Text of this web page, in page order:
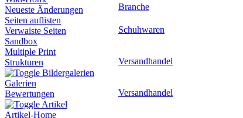
Neueste Änderungen
Seiten auflisten
Verwaiste Seiten
Sandbox
Multiple Print
Strukturen
Bildergalerien
Galerien
Bewertungen
Artikel
Artikel-Home
Branche
Schuhwaren
Versandhandel
Versandhandel